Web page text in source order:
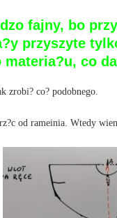
fajny, bo
przyszyte
materia?u, co
zrobi? co? podobnego.
od rameinia. Wtedy